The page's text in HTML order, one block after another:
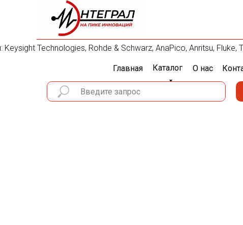
Technologies, Rohde & Schwarz, AnaPico, Anritsu, Fluke,
Главная Каталог О нас